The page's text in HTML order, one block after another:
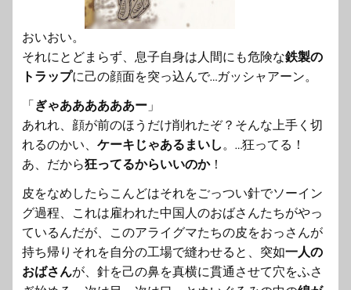
おいおい。
それにとどまらず、 息子自身は人間にも危険な鉄製の
トラップに己の顔面を突っ込んで…ガッシャアーン。
「ぎゃああああああー 」
あれれ、顔が前のほうだけ削れたぞ？ そんな上手く切
れるのかい、 ケーキじゃあるまいし 。…狂ってる！
あ、だから狂ってるからいいのか！
皮をなめしたらこんどはそれをごっつい針でソーイン
グ過程、 これは雇われた中国人のおばさんたちがやっ
ているんだが、 このアライグマたちの皮をおっさんが
持ち帰りそれを自分の工場で縫わせると、突如一人の
おばさんが、 針を己の鼻を真横に貫通させて穴をふさ